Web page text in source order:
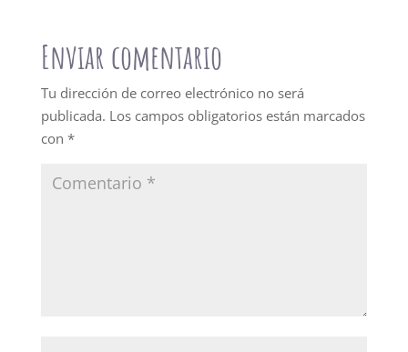
Enviar comentario
Tu dirección de correo electrónico no será
publicada. Los campos obligatorios están marcados
con *